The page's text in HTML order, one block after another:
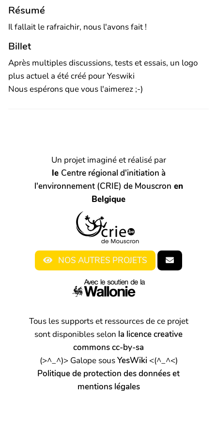
Résumé
Il fallait le rafraichir, nous l'avons fait !
Billet
Après multiples discussions, tests et essais, un logo
plus actuel a été créé pour Yeswiki
Nous espérons que vous l'aimerez ;-)
Un projet imaginé et réalisé par
le Centre régional d'initiation à
l'environnement (CRIE) de Mouscron en
Belgique
NOS AUTRES PROJETS
Tous les supports et ressources de ce projet
sont disponibles selon la licence creative
commons cc-by-sa
(>^_^)> Galope sousYesWiki <(^_^<)
Politique de protection des données et
mentions légales